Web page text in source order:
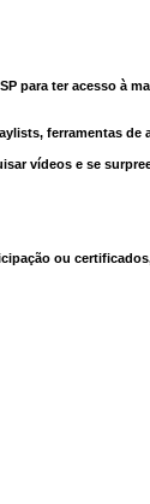
para ter acesso
ferramentas
vídeos e se
ou